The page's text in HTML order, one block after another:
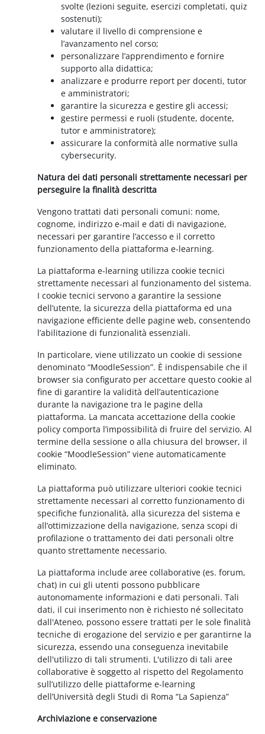
svolte (lezioni seguite, esercizi completati, quiz
sostenuti);
valutare il livello di comprensione e
l’avanzamento nel corso;
personalizzare l’apprendimento e fornire
supporto alla didattica;
analizzare e produrre report per docenti, tutor
e amministratori;
garantire la sicurezza e gestire gli accessi;
gestire permessi e ruoli (studente, docente,
tutor e amministratore);
assicurare la conformità alle normative sulla
cybersecurity.
Natura dei dati personali strettamente necessari per
perseguire la finalità descritta
Vengono trattati dati personali comuni: nome,
cognome, indirizzo e-mail e dati di navigazione,
necessari per garantire l’accesso e il corretto
funzionamento della piattaforma e-learning.
La piattaforma e-learning utilizza cookie tecnici
strettamente necessari al funzionamento del sistema.
I cookie tecnici servono a garantire la sessione
dell’utente, la sicurezza della piattaforma ed una
navigazione efficiente delle pagine web, consentendo
l’abilitazione di funzionalità essenziali.
In particolare, viene utilizzato un cookie di sessione
denominato “MoodleSession”. È indispensabile che il
browser sia configurato per accettare questo cookie al
fine di garantire la validità dell’autenticazione
durante la navigazione tra le pagine della
piattaforma. La mancata accettazione della cookie
policy comporta l’impossibilità di fruire del servizio. Al
termine della sessione o alla chiusura del browser, il
cookie “MoodleSession” viene automaticamente
eliminato.
La piattaforma può utilizzare ulteriori cookie tecnici
strettamente necessari al corretto funzionamento di
specifiche funzionalità, alla sicurezza del sistema e
all’ottimizzazione della navigazione, senza scopi di
profilazione o trattamento dei dati personali oltre
quanto strettamente necessario.
La piattaforma include aree collaborative (es. forum,
chat) in cui gli utenti possono pubblicare
autonomamente informazioni e dati personali. Tali
dati, il cui inserimento non è richiesto né sollecitato
dall'Ateneo, possono essere trattati per le sole finalità
tecniche di erogazione del servizio e per garantirne la
sicurezza, essendo una conseguenza inevitabile
dell'utilizzo di tali strumenti. L'utilizzo di tali aree
collaborative è soggetto al rispetto del Regolamento
sull’utilizzo delle piattaforme e-learning
dell’Università degli Studi di Roma “La Sapienza”
Archiviazione e conservazione